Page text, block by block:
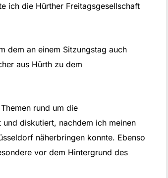
ich die Hürther Freitagsgesellschaft
dem an einem Sitzungstag auch
aus Hürth zu dem
rund um die
diskutiert, nachdem ich meinen
näherbringen konnte. Ebenso
vor dem Hintergrund des